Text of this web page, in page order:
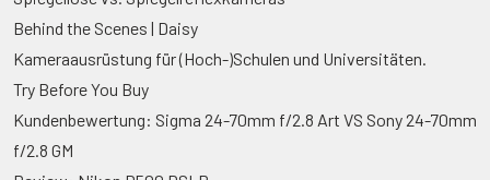
Behind the Scenes | Daisy
Kameraausrüstung für (Hoch-)Schulen und Universitäten.
Try Before You Buy
Kundenbewertung: Sigma 24-70mm f/2.8 Art VS Sony 24-70mm
f/2.8 GM